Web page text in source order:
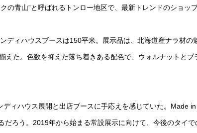
の青山”と呼ばれるトンロー地区で、最新トレンドのショッ
ディハウスブースは150平米。展示品は、北海道産ナラ材の
えた。色数を抑えた落ち着きある配色で、ウォルナットと
ィハウス展開と出店ブースに手応えを感じていた。Made
だろう。2019年から始まる常設展示に向けて、今後のタイで